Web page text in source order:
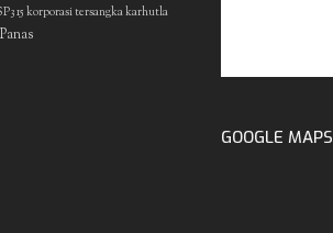
15 korporasi tersangka karhutla
GOOGLE MAPS